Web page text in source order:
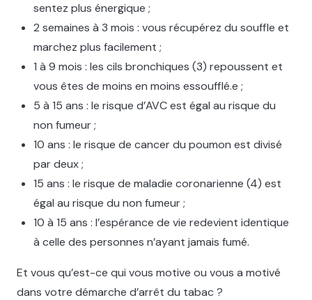
sentez plus énergique ;
2 semaines à 3 mois : vous récupérez du souffle et
marchez plus facilement ;
1 à 9 mois : les cils bronchiques (3) repoussent et
vous êtes de moins en moins essoufflé.e ;
5 à 15 ans : le risque d’AVC est égal au risque du
non fumeur ;
10 ans : le risque de cancer du poumon est divisé
par deux ;
15 ans : le risque de maladie coronarienne (4) est
égal au risque du non fumeur ;
10 à 15 ans : l’espérance de vie redevient identique
à celle des personnes n’ayant jamais fumé.
Et vous qu’est-ce qui vous motive ou vous a motivé
dans votre démarche d’arrêt du tabac ?